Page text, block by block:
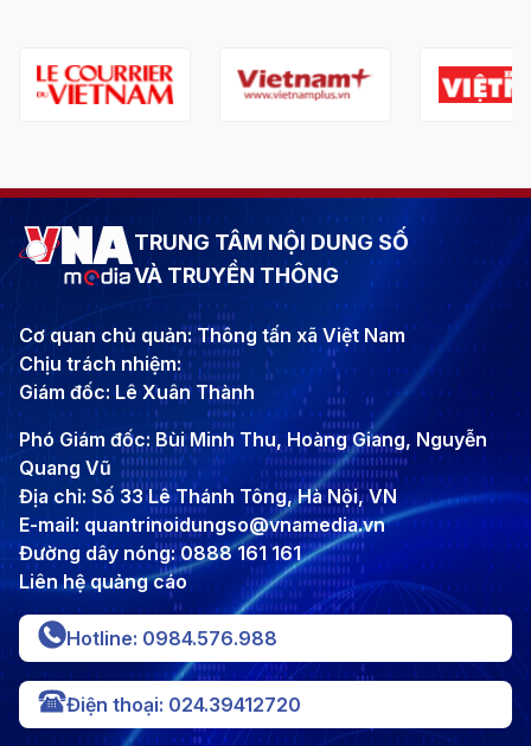
TRUNG TÂM NỘI DUNG SỐ
VÀ TRUYỀN THÔNG
Cơ quan chủ quản: Thông tấn xã Việt Nam
Chịu trách nhiệm:
Giám đốc: Lê Xuân Thành
Phó Giám đốc: Bùi Minh Thu, Hoàng Giang, Nguyễn
Quang Vũ
Địa chỉ: Số 33 Lê Thánh Tông, Hà Nội, VN
E-mail: quantrinoidungso@vnamedia.vn
Đường dây nóng: 0888 161 161
Liên hệ quảng cáo
Hotline: 0984.576.988
Điện thoại: 024.39412720